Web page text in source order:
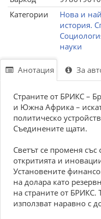
Категории
Нова и
история.
науки
Анотация За
Страните от БРИКС –
и Южна Африка –
политическо
Съединените щати.
Светът се променя със
откритията и
Установените
на долара като
на страните от БРИКС.
използват наравно с